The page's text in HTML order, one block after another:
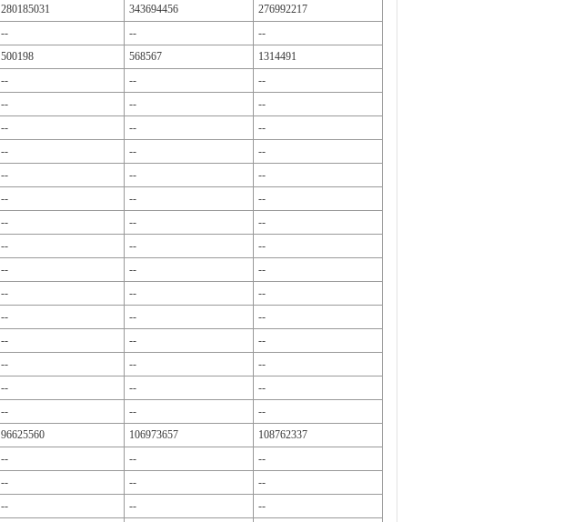
280185031 343694456
276992217
-- --
--
500198 568567
1314491
-- --
--
-- --
--
-- --
--
-- --
--
-- --
--
-- --
--
-- --
--
-- --
--
-- --
--
-- --
--
-- --
--
-- --
--
-- --
--
-- --
--
-- --
--
96625560 106973657
108762337
-- --
--
-- --
--
-- --
--